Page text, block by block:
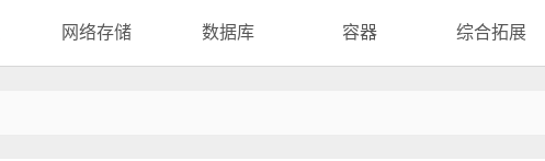
网络存储 数据库 容器 综合拓展